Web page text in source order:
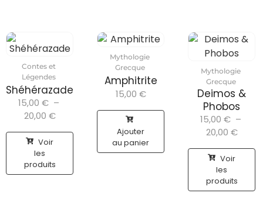
Contes et
Légendes
Shéhérazade
15,00 € –
20,00 €
Voir
les
produits
Mythologie
Grecque
Amphitrite
15,00 €
Ajouter
au panier
Mythologie
Grecque
Deimos &
Phobos
15,00 € –
20,00 €
Voir
les
produits